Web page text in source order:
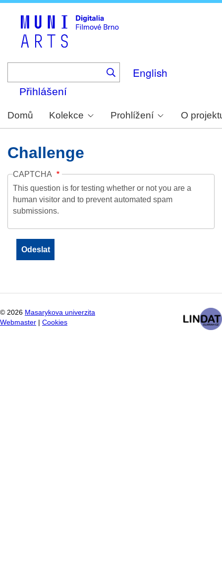
English
Přihlášení
Domů Kolekce Prohlížení O
Challenge
CAPTCHA
This question is for testing whether or not you are a
human visitor and to prevent automated spam
submissions.
© 2026 Masarykova univerzita
Webmaster
Cookies